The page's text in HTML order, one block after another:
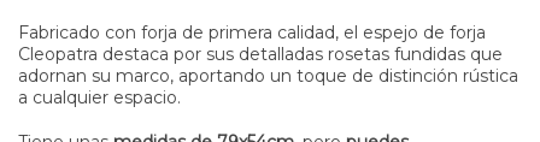
Fabricado con forja de primera calidad, el espejo de forja
Cleopatra destaca por sus detalladas rosetas fundidas que
adornan su marco, aportando un toque de distinción rústica
a cualquier espacio.